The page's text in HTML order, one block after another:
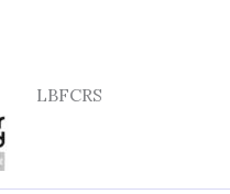
LBFCRS